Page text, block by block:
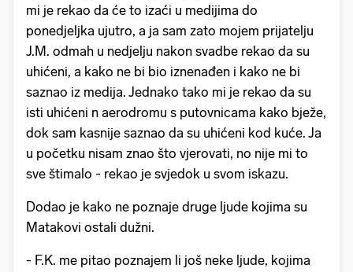
mi je rekao da će to izaći u medijima do
ponedjeljka ujutro, a ja sam zato mojem prijatelju
J.M. odmah u nedjelju nakon svadbe rekao da su
uhićeni, a kako ne bi bio iznenađen i kako ne bi
saznao iz medija. Jednako tako mi je rekao da su
isti uhićeni n aerodromu s putovnicama kako bježe,
dok sam kasnije saznao da su uhićeni kod kuće. Ja
u početku nisam znao što vjerovati, no nije mi to
sve štimalo - rekao je svjedok u svom iskazu.
Dodao je kako ne poznaje druge ljude kojima su
Matakovi ostali dužni.
- F.K. me pitao poznajem li još neke ljude, kojima